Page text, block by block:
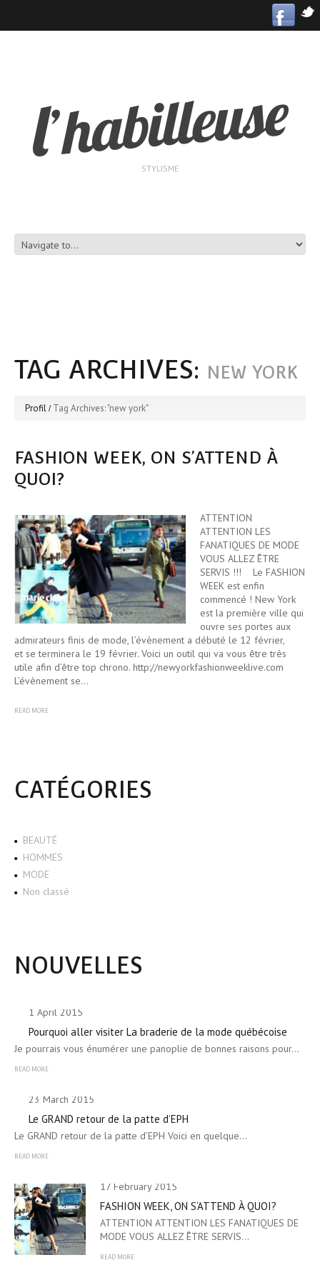
STYLISME
TAG ARCHIVES: NEW YORK
Profil Tag Archives: "new york"
FASHION WEEK, ON S’ATTEND À
QUOI?
ATTENTION
ATTENTION LES
FANATIQUES DE MODE
VOUS ALLEZ ÊTRE
SERVIS !!! Le FASHION
WEEK est enfin
commencé ! New York
est la première ville qui
ouvre ses portes aux
admirateurs finis de mode, l’évènement a débuté le 12 février,
et se terminera le 19 février. Voici un outil qui va vous être très
utile afin d’être top chrono. http://newyorkfashionweeklive.com
L’évènement se…
READ MORE
CATÉGORIES
BEAUTÉ
HOMMES
MODE
Non classé
NOUVELLES
1 April 2015
Pourquoi aller visiter La braderie de la mode québécoise
Je pourrais vous énumérer une panoplie de bonnes raisons pour…
READ MORE
23 March 2015
Le GRAND retour de la patte d’EPH
Le GRAND retour de la patte d’EPH Voici en quelque…
READ MORE
17 February 2015
FASHION WEEK, ON S’ATTEND À QUOI?
ATTENTION ATTENTION LES FANATIQUES DE
MODE VOUS ALLEZ ÊTRE SERVIS…
READ MORE